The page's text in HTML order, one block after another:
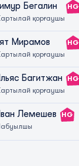
Бегалин
қорғаушы
HG
Мирамов
қорғаушы
HG
Багитжан
қорғаушы
HG
Лемешев HG